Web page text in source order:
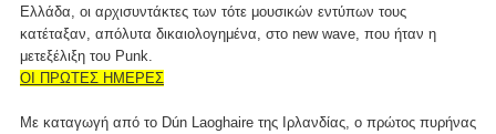
Ελλάδα, οι αρχισυντάκτες των τότε μουσικών εντύπων τους
κατέταξαν, απόλυτα δικαιολογημένα, στο new wave, που ήταν η
μετεξέλιξη του Punk.
ΟΙ ΠΡΩΤΕΣ ΗΜΕΡΕΣ
Με καταγωγή από το Dún Laoghaire της Ιρλανδίας, ο πρώτος πυρήνας